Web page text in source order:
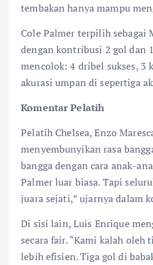
tembakan hanya mampu
Cole Palmer terpilih sebagai
dengan kontribusi 2 gol dan
mencolok: 4 dribel sukses, 3
akurasi umpan di sepertiga
Komentar Pelatih
Pelatih Chelsea, Enzo
menyembunyikan rasa
bangga dengan cara anak-
Palmer luar biasa. Tapi
juara sejati,” ujarnya dalam
Di sisi lain, Luis Enrique
secara fair. “Kami kalah oleh
lebih efisien. Tiga gol di